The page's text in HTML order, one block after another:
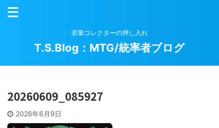
若輩コレクターの押し入れ
T.S.Blog：MTG/統率者ブログ
20260609_085927
2026年6月9日